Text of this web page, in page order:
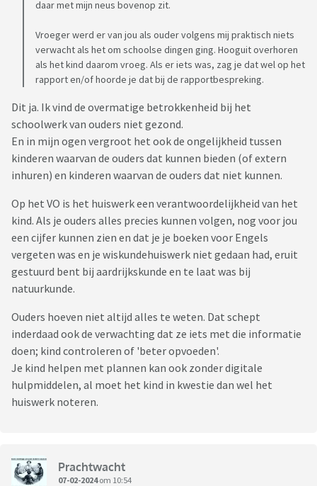
daar met mijn neus bovenop zit.
Vroeger werd er van jou als ouder volgens mij praktisch niets
verwacht als het om schoolse dingen ging. Hooguit overhoren
als het kind daarom vroeg. Als er iets was, zag je dat wel op het
rapport en/of hoorde je dat bij de rapportbespreking.
Dit ja. Ik vind de overmatige betrokkenheid bij het
schoolwerk van ouders niet gezond.
En in mijn ogen vergroot het ook de ongelijkheid tussen
kinderen waarvan de ouders dat kunnen bieden (of extern
inhuren) en kinderen waarvan de ouders dat niet kunnen.
Op het VO is het huiswerk een verantwoordelijkheid van het
kind. Als je ouders alles precies kunnen volgen, nog voor jou
een cijfer kunnen zien en dat je je boeken voor Engels
vergeten was en je wiskundehuiswerk niet gedaan had, eruit
gestuurd bent bij aardrijkskunde en te laat was bij
natuurkunde.
Ouders hoeven niet altijd alles te weten. Dat schept
inderdaad ook de verwachting dat ze iets met die informatie
doen; kind controleren of 'beter opvoeden'.
Je kind helpen met plannen kan ook zonder digitale
hulpmiddelen, al moet het kind in kwestie dan wel het
huiswerk noteren.
Prachtwacht
07-02-2024om 10:54